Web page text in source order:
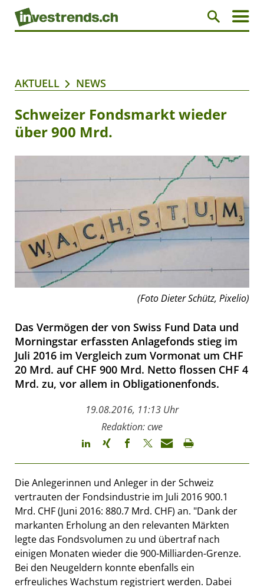
AKTUELL NEWS
Schweizer Fondsmarkt wieder
über 900 Mrd.
(Foto Dieter Schütz, Pixelio)
Das Vermögen der von Swiss Fund Data und
Morningstar erfassten Anlagefonds stieg im
Juli 2016 im Vergleich zum Vormonat um CHF
20 Mrd. auf CHF 900 Mrd. Netto flossen CHF 4
Mrd. zu, vor allem in Obligationenfonds.
19.08.2016, 11:13 Uhr
Redaktion: cwe
Die Anlegerinnen und Anleger in der Schweiz
vertrauten der Fondsindustrie im Juli 2016 900.1
Mrd. CHF (Juni 2016: 880.7 Mrd. CHF) an. "Dank der
markanten Erholung an den relevanten Märkten
legte das Fondsvolumen zu und übertraf nach
einigen Monaten wieder die 900-­Milliarden-­Grenze.
Bei den Neugeldern konnte ebenfalls ein
erfreuliches Wachstum registriert werden. Dabei